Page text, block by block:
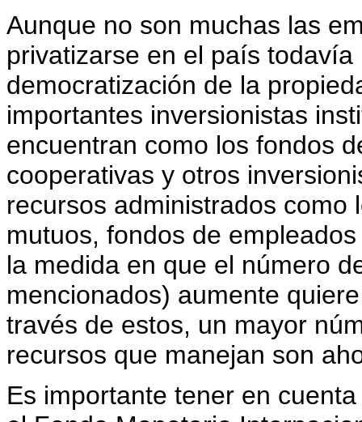
Aunque no son muchas las
privatizarse en el país
democratización de la
importantes inversionistas
encuentran como los fondos
cooperativas y otros
recursos administrados como
mutuos, fondos de
la medida en que el número
mencionados) aumente
través de estos, un mayor
recursos que manejan son
Es importante tener en